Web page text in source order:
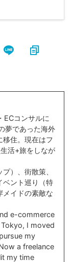
ECコンサルに
夢であった海外
移住。現在はフ
活+旅をしなが
）、街散策、
ベント巡り（特
メイドの素敵な
e-commerce
I moved
my
a freelance
my time